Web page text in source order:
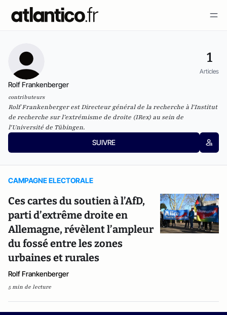
1
Articles
Rolf Frankenberger
contributeurs
Rolf Frankenberger est Directeur général de la recherche à l'Institut
de recherche sur l’extrémisme de droite (IRex) au sein de
l'Université de Tübingen.
SUIVRE
CAMPAGNE ELECTORALE
Ces cartes du soutien à l’AfD,
parti d’extrême droite en
Allemagne, révèlent l’ampleur
du fossé entre les zones
urbaines et rurales
Rolf Frankenberger
5 min de lecture